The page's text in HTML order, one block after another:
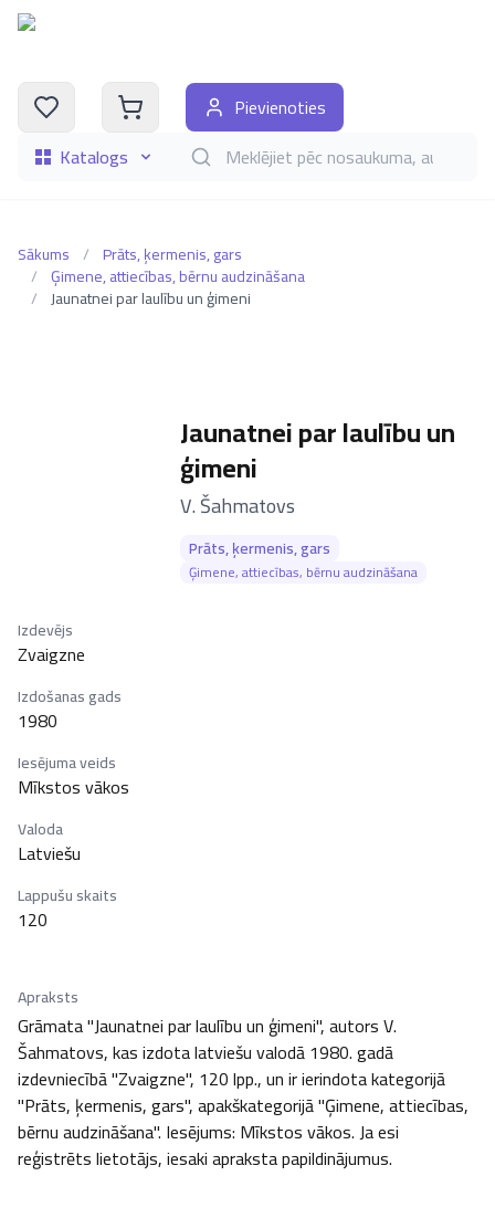
Katalogs Meklēt grāmatas pēc nosaukuma, autora,
Pievienoties
Sākums / Prāts, ķermenis, gars
/ Ģimene, attiecības, bērnu audzināšana
/ Jaunatnei par laulību un ģimeni
Jaunatnei par laulību un
ģimeni
–
V. Šahmatovs
Prāts, ķermenis, gars
Ģimene, attiecības, bērnu audzināšana
Izdevējs
Zvaigzne
Izdošanas gads
1980
Iesējuma veids
Mīkstos vākos
Valoda
Latviešu
Lappušu skaits
120
Apraksts
Grāmata "Jaunatnei par laulību un ģimeni", autors V.
Šahmatovs, kas izdota latviešu valodā 1980. gadā
izdevniecībā "Zvaigzne", 120 lpp., un ir ierindota kategorijā
"Prāts, ķermenis, gars", apakškategorijā "Ģimene, attiecības,
bērnu audzināšana". Iesējums: Mīkstos vākos. Ja esi
reģistrēts lietotājs, iesaki apraksta papildinājumus.